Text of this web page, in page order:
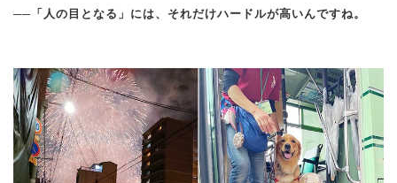
──「人の目となる」には、それだけハードルが高いんですね。